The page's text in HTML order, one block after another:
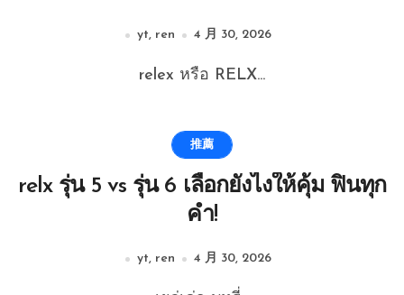
yt, ren 4 月 30, 2026
relex หรือ RELX...
推薦
relx รุ่น 5 vs รุ่น 6 เลือกยังไงให้คุ้ม ฟินทุก
คำ!
yt, ren 4 月 30, 2026